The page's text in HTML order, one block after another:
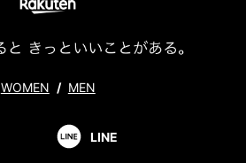
WOMEN / MEN
LINE